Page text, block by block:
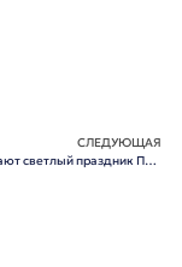
СЛЕДУЮЩАЯ
Омичи встречают светлый праздник Пасхи